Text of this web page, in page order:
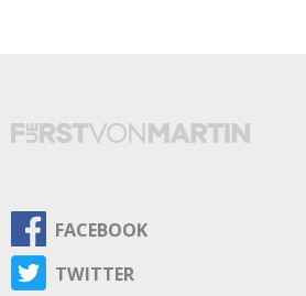
FACEBOOK
TWITTER